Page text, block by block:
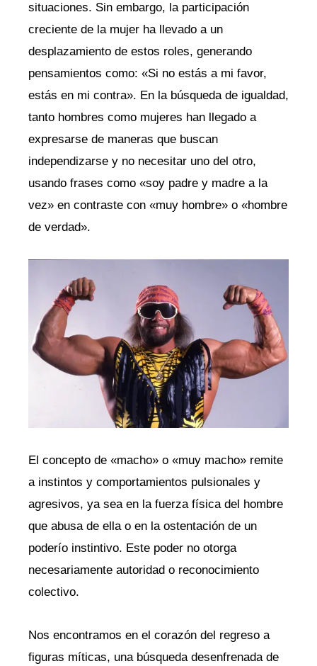
situaciones. Sin embargo, la participación
creciente de la mujer ha llevado a un
desplazamiento de estos roles, generando
pensamientos como: «Si no estás a mi favor,
estás en mi contra». En la búsqueda de igualdad,
tanto hombres como mujeres han llegado a
expresarse de maneras que buscan
independizarse y no necesitar uno del otro,
usando frases como «soy padre y madre a la
vez» en contraste con «muy hombre» o «hombre
de verdad».
El concepto de «macho» o «muy macho» remite
a instintos y comportamientos pulsionales y
agresivos, ya sea en la fuerza física del hombre
que abusa de ella o en la ostentación de un
poderío instintivo. Este poder no otorga
necesariamente autoridad o reconocimiento
colectivo.
Nos encontramos en el corazón del regreso a
figuras míticas, una búsqueda desenfrenada de